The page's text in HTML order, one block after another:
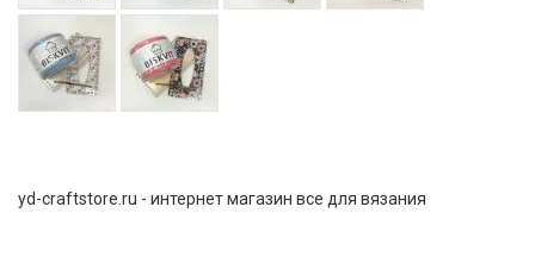
yd-craftstore.ru - интернет магазин все для вязания